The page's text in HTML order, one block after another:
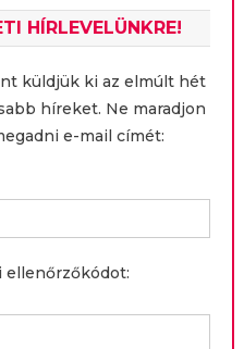
HÍRLEVELÜNKRE!
küldjük ki az elmúlt hét
híreket. Ne maradjon
e-mail címét:
ellenőrzőkódot: